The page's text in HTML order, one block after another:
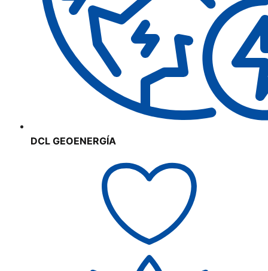
DCL GEOENERGÍA